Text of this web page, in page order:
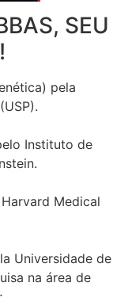
SEU
pela
Instituto de
Medical
Universidade de
na área de